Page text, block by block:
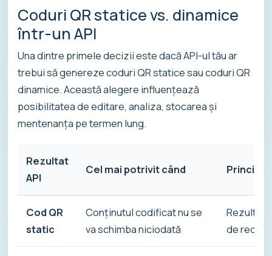
Coduri QR statice vs. dinamice
într-un API
Una dintre primele decizii este dacă API-ul tău ar
trebui să genereze coduri QR statice sau coduri QR
dinamice. Această alegere influențează
posibilitatea de editare, analiza, stocarea și
mentenanța pe termen lung.
Rezultat
API
Cel mai potrivit când
Cod QR
static
Conținutul codificat nu se
va schimba niciodată
Rezultat
de